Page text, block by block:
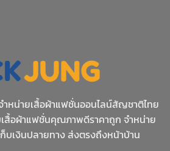
ำหน่ายเสื้อผ้าแฟชั่นออนไลน์สัญชาติไทย
เสื้อผ้าแฟชั่นคุณภาพดีราคาถูก จำหน่าย
บเงินปลายทาง ส่งตรงถึงหน้าบ้าน